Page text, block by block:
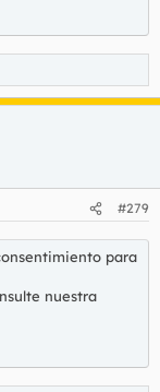
#279
para
nuestra